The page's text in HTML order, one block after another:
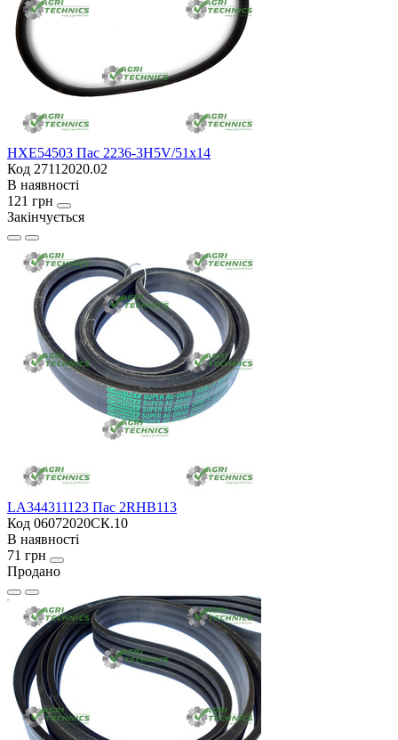
HXE54503 Пас 2236-3H5V/51x14
Код 27112020.02
В наявності
121 грн
Закінчується
LA344311123 Пас 2RHB113
Код 06072020СК.10
В наявності
71 грн
Продано